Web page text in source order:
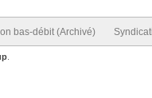
bas-débit (Archivé)
.